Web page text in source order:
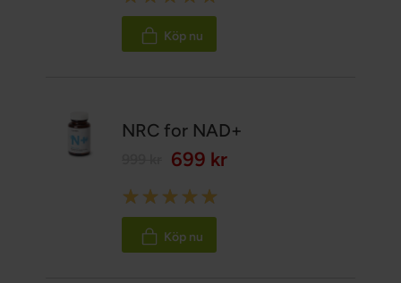
100%
Köp nu
NRC for NAD+
699 kr
Rating:
100%
Köp nu